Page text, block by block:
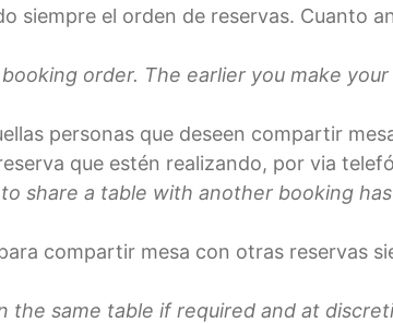
siempre el orden de reservas. Cuanto
order. The earlier you make
personas que deseen compartir
que estén realizando, por via
share a table with another booking
compartir mesa con otras reservas
the same table if required and at